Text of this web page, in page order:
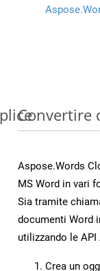
Convertire
Aspose.Words
MS Word in vari
Sia tramite
documenti Word
utilizzando le
Crea un